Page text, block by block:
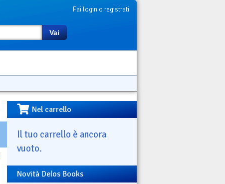
Fai login o registrati
Vai
Nel carrello
Il tuo carrello è ancora
vuoto.
Novità Delos Books